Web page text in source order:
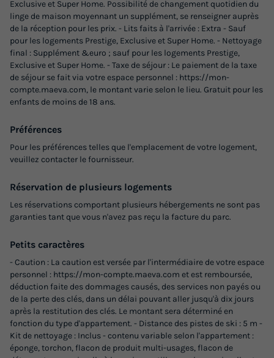
MOBILHOME 7 personnes - Presta+ 32m²
Annulation gratuite
Surface Adultes Salle de bain
Terrasse semi-couverte
Cafetière Lave-vaisselle
+ 7
MOBILHOME 7 personnes - Presta+ 32m²
du12/09/2026au19/09/2026
Meilleur prix pour 7 nuits
581,90 €
317,40 €
Prix de comparaison
-45%
d'économie
Voir les logements
Exclusive et Super Home. Possibilité de changement quotidien du
linge de maison moyennant un supplément, se renseigner auprès
de la réception pour les prix. - Lits faits à l'arrivée : Extra - Sauf
pour les logements Prestige, Exclusive et Super Home. - Nettoyage
final : Supplément &euro ; sauf pour les logements Prestige,
Exclusive et Super Home. - Taxe de séjour : Le paiement de la taxe
de séjour se fait via votre espace personnel : https://mon-
compte.maeva.com, le montant varie selon le lieu. Gratuit pour les
enfants de moins de 18 ans.
Préférences
Pour les préférences telles que l'emplacement de votre logement,
veuillez contacter le fournisseur.
Réservation de plusieurs logements
Les réservations comportant plusieurs hébergements ne sont pas
garanties tant que vous n'avez pas reçu la facture du parc.
Petits caractères
- Caution : La caution est versée par l'intermédiaire de votre espace
personnel : https://mon-compte.maeva.com et est remboursée,
déduction faite des dommages causés, des services non payés ou
de la perte des clés, dans un délai pouvant aller jusqu'à dix jours
après la restitution des clés. Le montant sera déterminé en
fonction du type d'appartement. - Distance des pistes de ski : 5 m -
Kit de nettoyage : Inclus - contenu variable selon l'appartement :
éponge, torchon, flacon de produit multi-usages, flacon de